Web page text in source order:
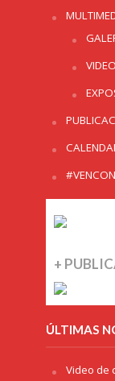
+
ÚLTIMAS
Video de